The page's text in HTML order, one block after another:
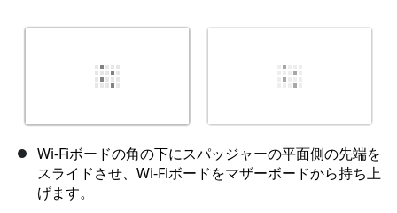
Wi-Fiボードの角の下にスパッジャーの平面側の先端を
スライドさせ、Wi-Fiボードをマザーボードから持ち上
げます。